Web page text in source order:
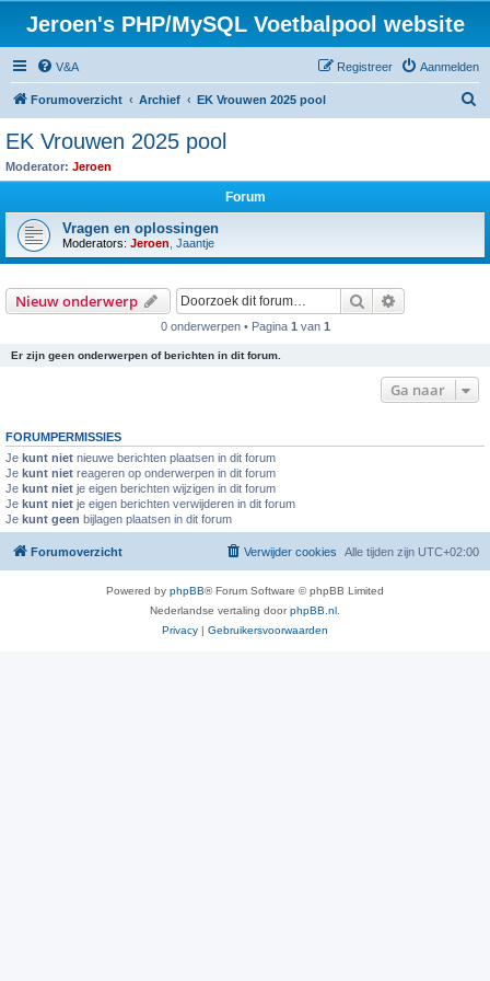
Jeroen's PHP/MySQL Voetbalpool website
V&A Aanmelden
Registreer
Forumoverzicht Archief EK Vrouwen 2025 pool
EK Vrouwen 2025 pool
Moderator: Jeroen
Forum
Vragen en oplossingen
Moderators: Jeroen Jaantje
Nieuw onderwerp Zoek
0 onderwerpen • Pagina 1 van 1
Er zijn geen onderwerpen of berichten in dit forum.
Ga naar
FORUMPERMISSIES
Je kunt niet nieuwe berichten plaatsen in dit forum
Je kunt niet reageren op onderwerpen in dit forum
Je kunt niet je eigen berichten wijzigen in dit forum
Je kunt niet je eigen berichten verwijderen in dit forum
Je kunt geen bijlagen plaatsen in dit forum
Forumoverzicht Alle tijden zijn UTC+02:00
Verwijder cookies
Powered by phpBB® Forum Software © phpBB Limited
Nederlandse vertaling doorphpBB.nl
Privacy | Gebruikersvoorwaarden